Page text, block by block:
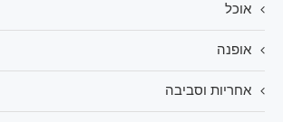
אוכל
אופנה
אחריות וסביבה